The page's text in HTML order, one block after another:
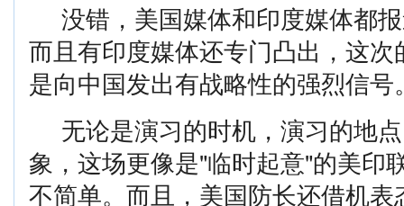
没错，美国媒体和印度媒体都
而且有印度媒体还专门凸出，这
是向中国发出有战略性的强烈信号
无论是演习的时机，演习的地
象，这场更像是"临时起意"的美印
不简单。而且，美国防长还借机